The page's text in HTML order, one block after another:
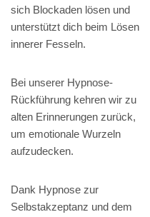
sich Blockaden lösen und
unterstützt dich beim Lösen
innerer Fesseln.
Bei unserer Hypnose-
Rückführung kehren wir zu
alten Erinnerungen zurück,
um emotionale Wurzeln
aufzudecken.
Dank Hypnose zur
Selbstakzeptanz und dem